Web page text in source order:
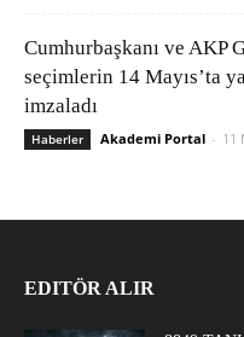
Cumhurbaşkanı ve AKP
seçimlerin 14 Mayıs’ta
imzaladı
Haberler Akademi Portal - 11
EDITÖR ALIR